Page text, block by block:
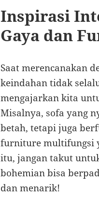
Inspirasi
Gaya dan
Saat merencanakan
keindahan tidak
mengajarkan kita
Misalnya, sofa yang
betah, tetapi juga
furniture multifungsi
itu, jangan takut
bohemian bisa
dan menarik!